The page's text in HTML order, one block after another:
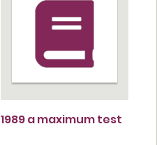
1989 a maximum test